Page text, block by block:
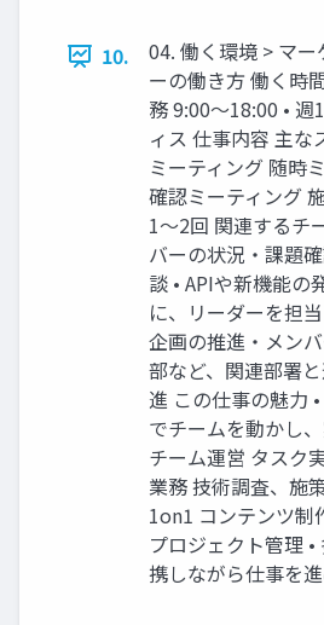
10.
04. 働く環境 > マ
ーの働き方 働く時
務 9:00〜18:00 •
ィス 仕事内容 主な
ミーティング 随時
確認ミーティング
1〜2回 関連するチ
バーの状況・課題
談 • APIや新機能の
に、リーダーを担
企画の推進・メン
部など、関連部署
進 この仕事の魅力
でチームを動かし
チーム運営 タスク
業務 技術調査、施
1on1 コンテンツ制
プロジェクト管理
携しながら仕事を